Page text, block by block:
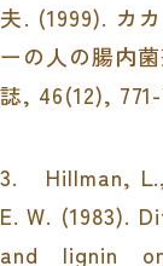
夫. (1999). カ
ーの人の腸内
誌, 46(12),
3. Hillman,
E. W. (1983).
and lignin